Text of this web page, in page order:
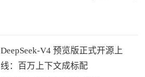
DeepSeek-V4 预览版正式开源上
线：百万上下文成标配